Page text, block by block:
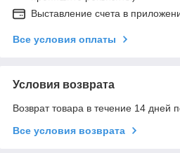
Выставление счета в
Все условия оплаты
Условия возврата
Возврат товара в течение 14 дней
Все условия возврата